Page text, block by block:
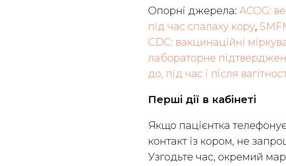
Опорні джерела: ACOG:
під час спалаху кору,
CDC: вакцинаційні
лабораторне
до, під час і після
Перші дії в кабінеті
Якщо пацієнтка
контакт із кором, не
Узгодьте час, окремий